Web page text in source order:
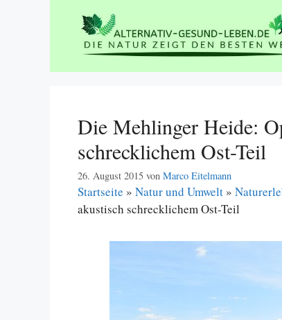
Die Mehlinger Heide:
schrecklichem Ost-Teil
26. August 2015 von Marco Eitelmann
Startseite » Natur und Umwelt »
akustisch schrecklichem Ost-Teil